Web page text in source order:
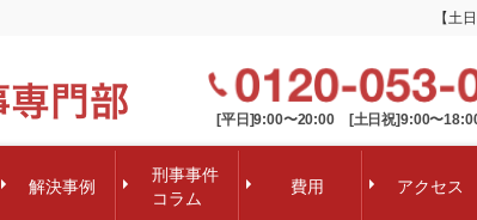
【土
[平日]9:00〜20:00 [土日祝]9:00〜
解決事例
刑事事件
コラム
費用 アクセス